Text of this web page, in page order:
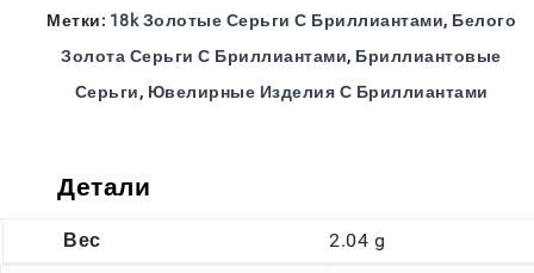
Метки: 18k Золотые Серьги С Бриллиантами, Белого
Золота Серьги С Бриллиантами, Бриллиантовые
Серьги, Ювелирные Изделия С Бриллиантами
Детали
Вес 2.04 g